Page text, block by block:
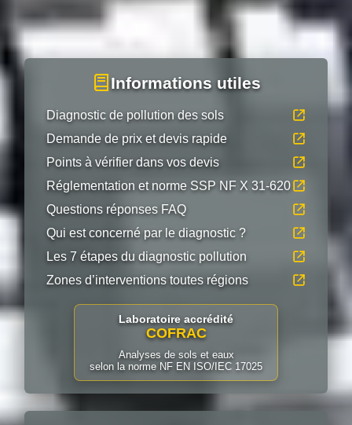
Informations utiles
Diagnostic de pollution des sols
Demande de prix et devis rapide
Points à vérifier dans vos devis
Réglementation et norme SSP NF X 31-620
Questions réponses FAQ
Qui est concerné par le diagnostic ?
Les 7 étapes du diagnostic pollution
Zones d’interventions toutes régions
Laboratoire accrédité
COFRAC
Analyses de sols et eaux
selon la norme NF EN ISO/IEC 17025